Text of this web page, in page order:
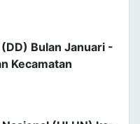
Bulan Januari -
Kecamatan